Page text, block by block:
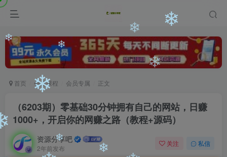
首页 创业课程 会员专属 正文
（6203期）零基础30分钟拥有自己的网站，日赚
1000+，开启你的网赚之路（教程+源码）
资源分享吧
2年前发布
关注 私信
❄
❄
❄
❄ ❄